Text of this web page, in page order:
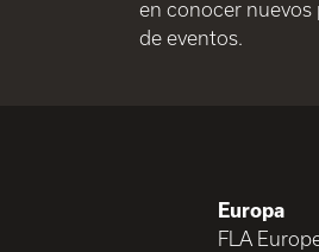
en conocer
de eventos.
Europa
FLA